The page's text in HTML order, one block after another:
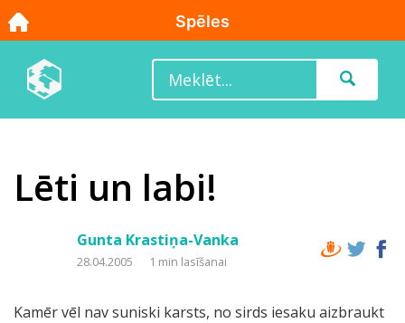
Lēti un labi!
Gunta Krastiņa-Vanka
28.04.2005 1 min lasīšanai
Kamēr vēl nav suniski karsts, no sirds iesaku aizbraukt